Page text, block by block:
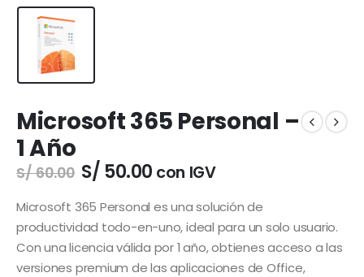
Microsoft 365 Personal –
1 Año
S/60.00 El
precio
original
era:
S/ 60.00.
S/ 50.00El
actual
es:
S/ 50.00.
con IGV
Microsoft 365 Personal es una solución de
productividad todo-en-uno, ideal para un solo usuario.
Con una licencia válida por 1 año, obtienes acceso a las
versiones premium de las aplicaciones de Office,